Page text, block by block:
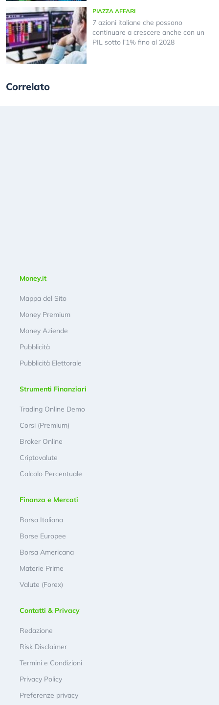
PIAZZA AFFARI
7 azioni italiane che possono
continuare a crescere anche con un
PIL sotto l’1% fino al 2028
Correlato
Money.it
Mappa del Sito
Money Premium
Money Aziende
Pubblicità
Pubblicità Elettorale
Strumenti Finanziari
Trading Online Demo
Corsi (Premium)
Broker Online
Criptovalute
Calcolo Percentuale
Finanza e Mercati
Borsa Italiana
Borse Europee
Borsa Americana
Materie Prime
Valute (Forex)
Contatti & Privacy
Redazione
Risk Disclaimer
Termini e Condizioni
Privacy Policy
Preferenze privacy